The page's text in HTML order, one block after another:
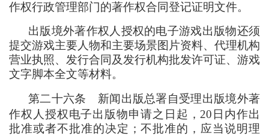
作权行政管理部门的著作权合同登记证明文件。
出版境外著作权人授权的电子游戏出版物还须
提交游戏主要人物和主要场景图片资料、代理机构
营业执照、发行合同及发行机构批发许可证、游戏
文字脚本全文等材料。
第二十六条 新闻出版总署自受理出版境外著
作权人授权电子出版物申请之日起 ，20日内作出
批准或者不批准的决定 ； 不批准的 ， 应当说明理